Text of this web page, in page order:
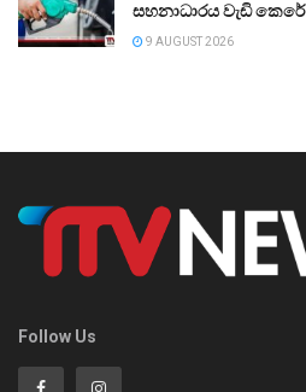
සහනාධාරය වැඩි කෙරේ
9 AUGUST 2026
Follow Us